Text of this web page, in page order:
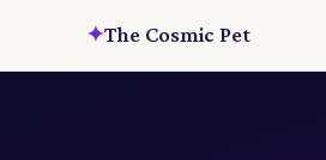
✦The Cosmic Pet